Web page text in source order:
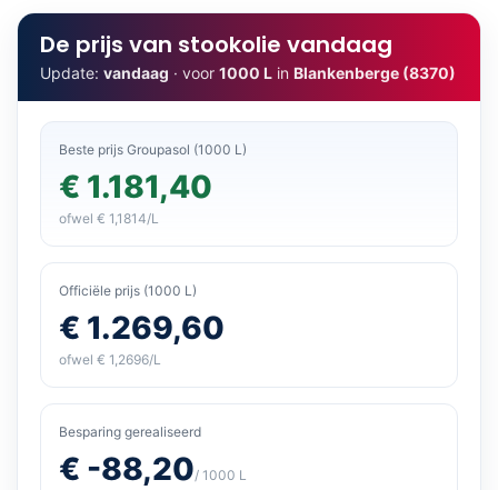
De prijs van stookolie vandaag
Update: vandaag · voor 1000 L in Blankenberge (8370)
Beste prijs Groupasol (1000 L)
€ 1.181,40
ofwel € 1,1814/L
Officiële prijs (1000 L)
€ 1.269,60
ofwel € 1,2696/L
Besparing gerealiseerd
€ -88,20/ 1000 L